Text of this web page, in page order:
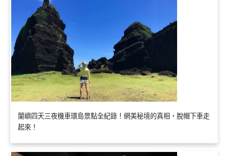
蘭嶼四天三夜機車環島景點全紀錄！網美秘境的真相，脫帽下車走
起來！